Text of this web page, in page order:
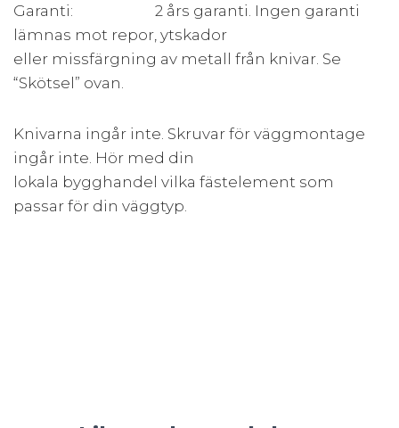
Garanti: 2 års garanti. Ingen garanti
lämnas mot repor, ytskador
eller missfärgning av metall från knivar. Se
“Skötsel” ovan.
Knivarna ingår inte. Skruvar för väggmontage
ingår inte. Hör med din
lokala bygghandel vilka fästelement som
passar för din väggtyp.